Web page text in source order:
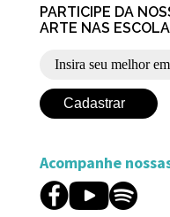
PARTICIPE DA
ARTE NAS
Acompanhe